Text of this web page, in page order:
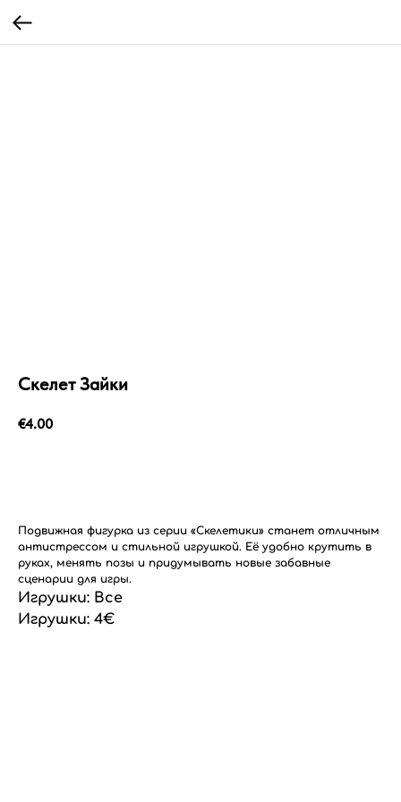
Скелет Зайки
€4.00
Подвижная фигурка из серии «Скелетики» станет отличным
антистрессом и стильной игрушкой. Её удобно крутить в
руках, менять позы и придумывать новые забавные
сценарии для игры.
Игрушки: Все
Игрушки: 4€